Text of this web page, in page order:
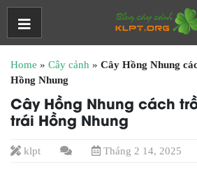
Home » Cây cảnh » Cây Hồng Nhung
Hồng Nhung
Cây Hồng Nhung cách
trái Hồng Nhung
klpt Tháng 2 14, 2025